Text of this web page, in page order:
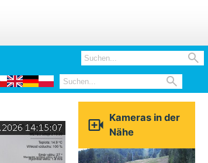


 Kameras in der
Nähe